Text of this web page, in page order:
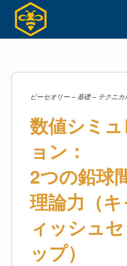
ビーセオリー – 基礎 – テクニ
数値シミ
ョン：
2つの鉛球
理論力（
ィッシュ
ップ）